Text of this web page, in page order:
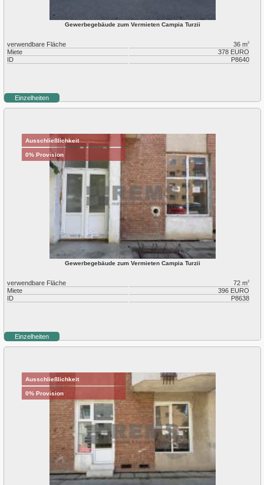
Gewerbegebäude zum Vermieten Campia Turzii
verwendbare Fläche 36 m2
Miete
378 EURO
ID
P8640
Einzelheiten
Ausschließlichkeit
0% Provision
Gewerbegebäude zum Vermieten Campia Turzii
verwendbare Fläche 72 m2
Miete
396 EURO
ID
P8638
Einzelheiten
Ausschließlichkeit
0% Provision